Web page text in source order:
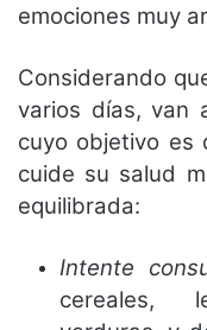
emociones muy
Considerando
varios días, van
cuyo objetivo
cuide su salud
equilibrada:
Intente
cereales,